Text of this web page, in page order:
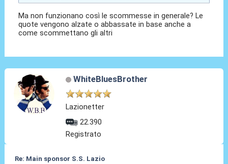
Ma non funzionano così le scommesse in generale? Le
quote vengono alzate o abbassate in base anche a
come scommettano gli altri
WhiteBluesBrother
Lazionetter
22.390
Registrato
Re: Main sponsor S.S. Lazio